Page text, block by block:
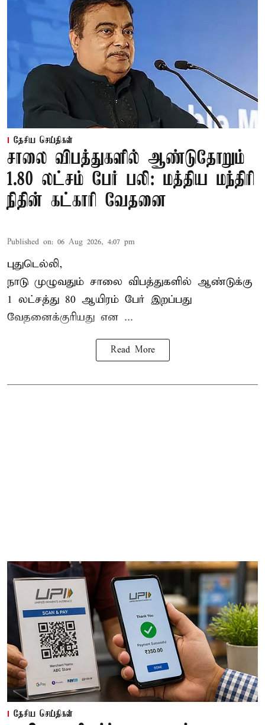
தேசிய செய்திகள்
சாலை விபத்துகளில் ஆண்டுதோறும்
1.80 லட்சம் பேர் பலி: மத்திய மந்திரி
நிதின் கட்காரி வேதனை
Published on: 06 Aug 2026, 4:07 pm
புதுடெல்லி,
நாடு முழுவதும் சாலை விபத்துகளில் ஆண்டுக்கு
1 லட்சத்து 80 ஆயிரம் பேர் இறப்பது
வேதனைக்குரியது என ...
Read More
தேசிய செய்திகள்